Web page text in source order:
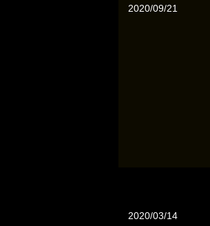
2020/09/21
2020/03/14